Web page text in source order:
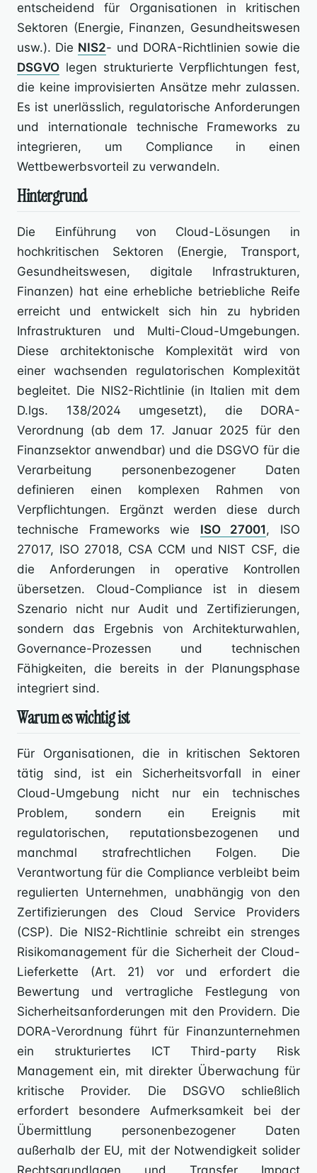
entscheidend für Organisationen in kritischen
Sektoren (Energie, Finanzen, Gesundheitswesen
usw.). Die NIS2- und DORA-Richtlinien sowie die
DSGVO legen strukturierte Verpflichtungen fest,
die keine improvisierten Ansätze mehr zulassen.
Es ist unerlässlich, regulatorische Anforderungen
und internationale technische Frameworks zu
integrieren, um Compliance in einen
Wettbewerbsvorteil zu verwandeln.
Hintergrund
Die Einführung von Cloud-Lösungen in
hochkritischen Sektoren (Energie, Transport,
Gesundheitswesen, digitale Infrastrukturen,
Finanzen) hat eine erhebliche betriebliche Reife
erreicht und entwickelt sich hin zu hybriden
Infrastrukturen und Multi-Cloud-Umgebungen.
Diese architektonische Komplexität wird von
einer wachsenden regulatorischen Komplexität
begleitet. Die NIS2-Richtlinie (in Italien mit dem
D.lgs. 138/2024 umgesetzt), die DORA-
Verordnung (ab dem 17. Januar 2025 für den
Finanzsektor anwendbar) und die DSGVO für die
Verarbeitung personenbezogener Daten
definieren einen komplexen Rahmen von
Verpflichtungen. Ergänzt werden diese durch
technische Frameworks wie ISO 27001, ISO
27017, ISO 27018, CSA CCM und NIST CSF, die
die Anforderungen in operative Kontrollen
übersetzen. Cloud-Compliance ist in diesem
Szenario nicht nur Audit und Zertifizierungen,
sondern das Ergebnis von Architekturwahlen,
Governance-Prozessen und technischen
Fähigkeiten, die bereits in der Planungsphase
integriert sind.
Warum es wichtig ist
Für Organisationen, die in kritischen Sektoren
tätig sind, ist ein Sicherheitsvorfall in einer
Cloud-Umgebung nicht nur ein technisches
Problem, sondern ein Ereignis mit
regulatorischen, reputationsbezogenen und
manchmal strafrechtlichen Folgen. Die
Verantwortung für die Compliance verbleibt beim
regulierten Unternehmen, unabhängig von den
Zertifizierungen des Cloud Service Providers
(CSP). Die NIS2-Richtlinie schreibt ein strenges
Risikomanagement für die Sicherheit der Cloud-
Lieferkette (Art. 21) vor und erfordert die
Bewertung und vertragliche Festlegung von
Sicherheitsanforderungen mit den Providern. Die
DORA-Verordnung führt für Finanzunternehmen
ein strukturiertes ICT Third-party Risk
Management ein, mit direkter Überwachung für
kritische Provider. Die DSGVO schließlich
erfordert besondere Aufmerksamkeit bei der
Übermittlung personenbezogener Daten
außerhalb der EU, mit der Notwendigkeit solider
Rechtsgrundlagen und Transfer Impact